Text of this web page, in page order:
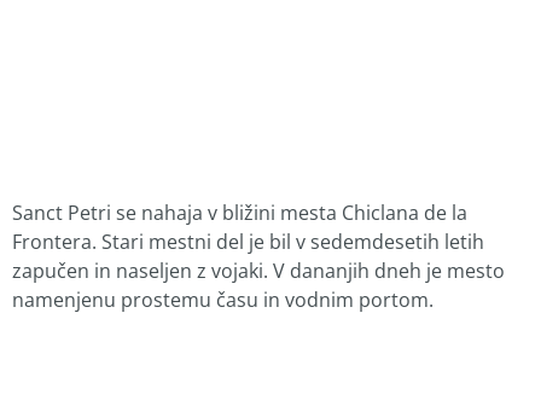
Sanct Petri se nahaja v bližini mesta Chiclana de la
Frontera. Stari mestni del je bil v sedemdesetih letih
zapučen in naseljen z vojaki. V dananjih dneh je mesto
namenjenu prostemu času in vodnim portom.